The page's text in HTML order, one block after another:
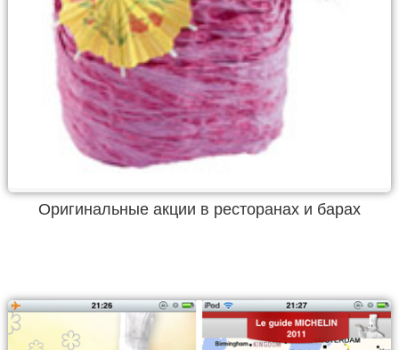
Оригинальные акции в ресторанах и барах